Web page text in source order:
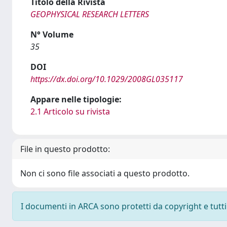
GEOPHYSICAL RESEARCH LETTERS
N° Volume
35
DOI
https://dx.doi.org/10.1029/2008GL035117
Appare nelle tipologie:
2.1 Articolo su rivista
File in questo prodotto:
Non ci sono file associati a questo prodotto.
I documenti in ARCA sono protetti da copyright e